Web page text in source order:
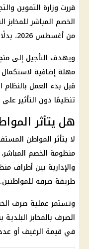
قررت وزارة التموين
الخصم المباشر
من أغسطس 2026، بدلًا من بدء التنفيذ مع أول يوليو.
ويهدف التأجيل إلى
مهلة إضافية لاستكمال
قبل بدء العمل
تنظيمًا دون التأثير
هل يتأثر
لا يتأثر المواطن
منظومة الخصم المباشر،
والإدارية بين أطراف
طريقة صرفه للمواطنين.
وتستمر عملية صرف
الصرف بالمخابز
في قيمة الرغيف أو